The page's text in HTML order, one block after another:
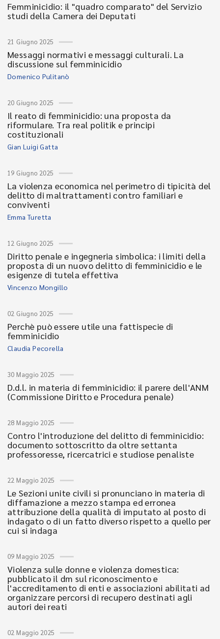
Femminicidio: il "quadro comparato" del Servizio
studi della Camera dei Deputati
21 Giugno 2025
Messaggi normativi e messaggi culturali. La
discussione sul femminicidio
Domenico Pulitanò
20 Giugno 2025
Il reato di femminicidio: una proposta da
riformulare. Tra real politik e principi
costituzionali
Gian Luigi Gatta
19 Giugno 2025
La violenza economica nel perimetro di tipicità del
delitto di maltrattamenti contro familiari e
conviventi
Emma Turetta
12 Giugno 2025
Diritto penale e ingegneria simbolica: i limiti della
proposta di un nuovo delitto di femminicidio e le
esigenze di tutela effettiva
Vincenzo Mongillo
02 Giugno 2025
Perchè può essere utile una fattispecie di
femminicidio
Claudia Pecorella
30 Maggio 2025
D.d.l. in materia di femminicidio: il parere dell'ANM
(Commissione Diritto e Procedura penale)
28 Maggio 2025
Contro l'introduzione del delitto di femminicidio:
documento sottoscritto da oltre settanta
professoresse, ricercatrici e studiose penaliste
22 Maggio 2025
Le Sezioni unite civili si pronunciano in materia di
diffamazione a mezzo stampa ed erronea
attribuzione della qualità di imputato al posto di
indagato o di un fatto diverso rispetto a quello per
cui si indaga
09 Maggio 2025
Violenza sulle donne e violenza domestica:
pubblicato il dm sul riconoscimento e
l'accreditamento di enti e associazioni abilitati ad
organizzare percorsi di recupero destinati agli
autori dei reati
02 Maggio 2025